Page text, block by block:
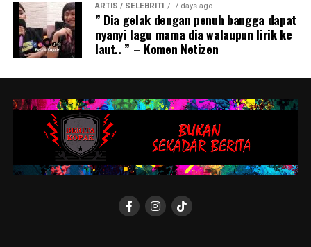
ARTIS / SELEBRITI 7 days ago
” Dia gelak dengan penuh bangga dapat
nyanyi lagu mama dia walaupun lirik ke
laut.. ” – Komen Netizen